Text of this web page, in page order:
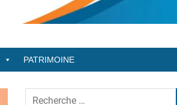
PATRIMOINE